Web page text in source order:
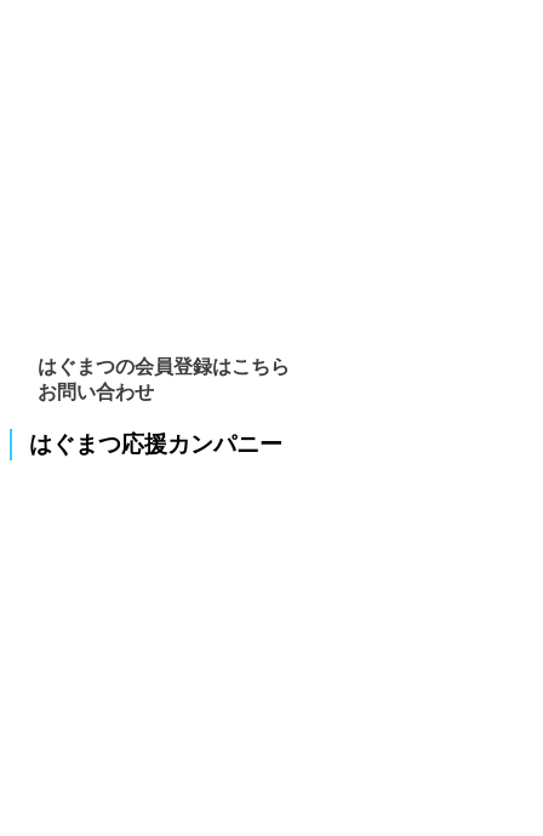
はぐまつの会員登録はこちら
お問い合わせ
はぐまつ応援カンパニー